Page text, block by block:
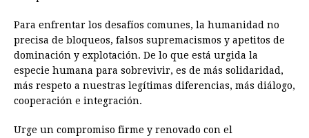
Para enfrentar los desafíos comunes, la humanidad no
precisa de bloqueos, falsos supremacismos y apetitos de
dominación y explotación. De lo que está urgida la
especie humana para sobrevivir, es de más solidaridad,
más respeto a nuestras legítimas diferencias, más diálogo,
cooperación e integración.
Urge un compromiso firme y renovado con el